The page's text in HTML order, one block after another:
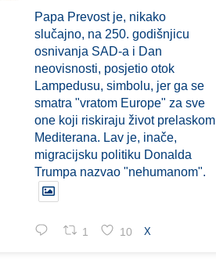
Papa Prevost je, nikako
slučajno, na 250. godišnjicu
osnivanja SAD-a i Dan
neovisnosti, posjetio otok
Lampedusu, simbolu, jer ga se
smatra "vratom Europe" za sve
one koji riskiraju život prelaskom
Mediterana. Lav je, inače,
migracijsku politiku Donalda
Trumpa nazvao "nehumanom".
1 10 X